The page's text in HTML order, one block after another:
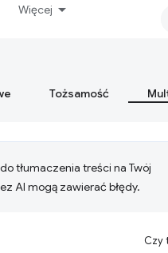
Więcej
Tożsamość
tłumaczenia treści na Twój
AI mogą zawierać błędy.
Czy